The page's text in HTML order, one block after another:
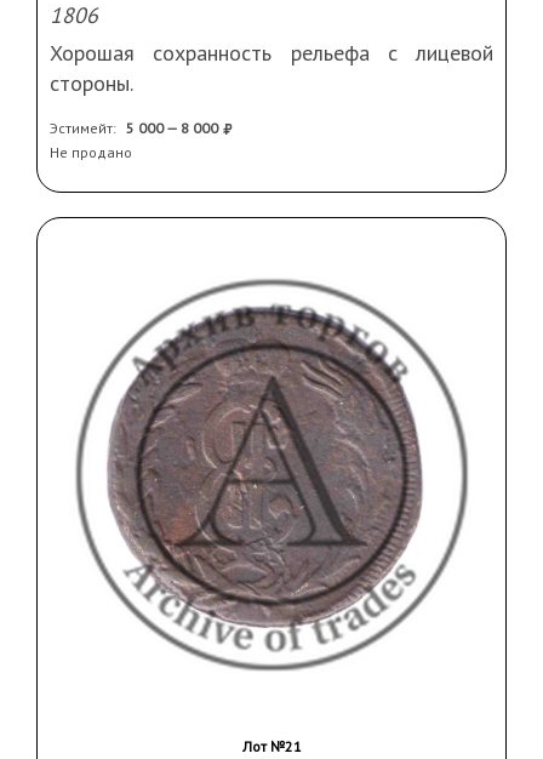
1806
Хорошая сохранность рельефа с лицевой
стороны.
Эстимейт: 5 000 — 8 000
Не продано
Лот №21